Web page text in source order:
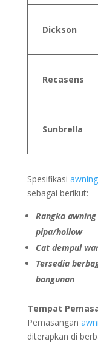
Dickson
Recasens
Sunbrella
Spesifikasi
sebagai berikut:
Rangka
pipa/hollow
Cat dempul
Tersedia
bangunan
Tempat
Pemasangan
diterapkan di